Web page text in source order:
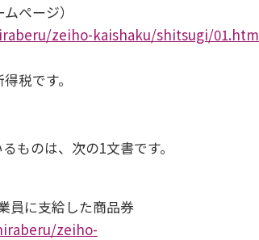
ページ）
zeiho-kaishaku/shitsugi/01.htm
税です。
ものは、次の1文書です。
員に支給した商品券
zeiho-